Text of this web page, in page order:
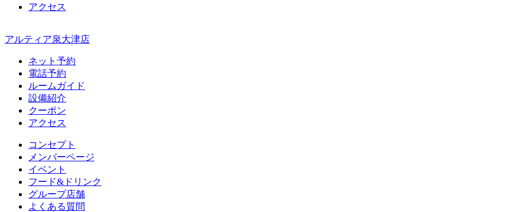
アクセス
アルティア泉大津店
ネット予約
電話予約
ルームガイド
設備紹介
クーポン
アクセス
コンセプト
メンバーページ
イベント
フード&ドリンク
グループ店舗
よくある質問